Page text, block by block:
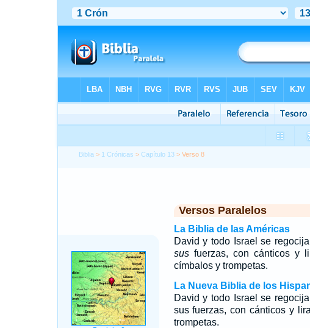
Biblia > 1 Crónicas >Capítulo 13 > Verso 8
Versos Paralelos
La Biblia de las Américas
David y todo Israel se
susfuerzas, con cánticos y
címbalos y trompetas.
La Nueva Biblia de los
David y todo Israel se
sus fuerzas, con cánticos y
trompetas.